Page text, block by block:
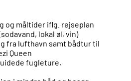
og måltider iflg. rejseplan
lokal øl, vin)
fra lufthavn samt bådtur til
Queen
fugleture,